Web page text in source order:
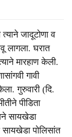
जादूटोणा व
लागला. घरात
मारहाण केली.
गावी
गुरुवारी (दि.
पीडिता
सायखेडा
पोलिसांत